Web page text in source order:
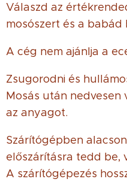
Válaszd az
mosószert és a
A cég nem ajánlja a
Zsugorodni és
Mosás után nedvesen
az anyagot.
Szárítógépben
előszárításra tedd be,
A szárítógépezés